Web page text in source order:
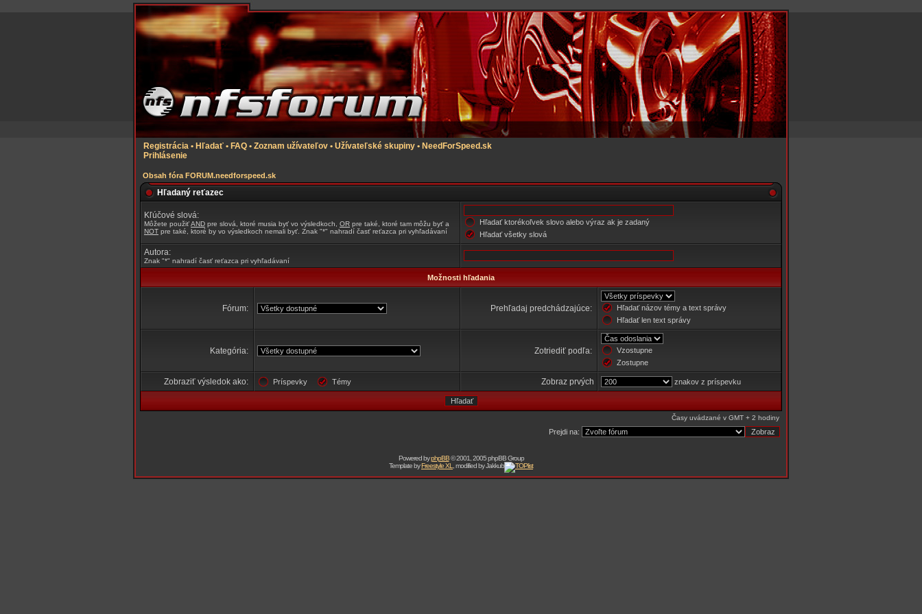
Registrácia • Hľadať • FAQ • Zoznam užívateľov • Užívateľské skupiny • NeedForSpeed.sk
Prihlásenie
Obsah fóra FORUM.needforspeed.sk
Hľadaný reťazec
Kľúčové slová:
Môžete použiťAND pre slová, ktoré musia byť vo výsledkoch, OR pre také, ktoré tam môžu byť a
NOT pre také, ktoré by vo výsledkoch nemali byť. Znak "*" nahradí časť reťazca pri vyhľadávaní
Hľadať ktorékoľvek slovo alebo výraz ak je zadaný
Hľadať všetky slová
Autora:
Znak "*" nahradí časť reťazca pri vyhľadávaní
Možnosti hľadania
Fórum: Prehľadaj predchádzajúce:
Hľadať názov témy a text správy
Hľadať len text správy
Kategória: Zotriediť podľa:
Vzostupne
Zostupne
Zobraziť výsledok ako: Príspevky Témy Zobraz prvých znakov z príspevku
Časy uvádzané v GMT + 2 hodiny
Prejdi na:
Powered byphpBB© 2001, 2005 phpBB Group
Template byFreestyle XL , modified by Jakkub